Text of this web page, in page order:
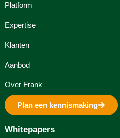
Platform
Expertise
Klanten
Aanbod
Over Frank
Plan een kennismaking
Whitepapers